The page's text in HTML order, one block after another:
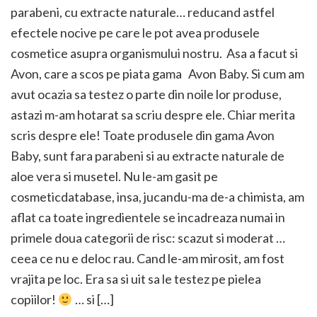
parabeni, cu extracte naturale… reducand astfel
efectele nocive pe care le pot avea produsele
cosmetice asupra organismului nostru. Asa a facut si
Avon, care a scos pe piata gama Avon Baby. Si cum am
avut ocazia sa testez o parte din noile lor produse,
astazi m-am hotarat sa scriu despre ele. Chiar merita
scris despre ele! Toate produsele din gama Avon
Baby, sunt fara parabeni si au extracte naturale de
aloe vera si musetel. Nu le-am gasit pe
cosmeticdatabase, insa, jucandu-ma de-a chimista, am
aflat ca toate ingredientele se incadreaza numai in
primele doua categorii de risc: scazut si moderat …
ceea ce nu e deloc rau. Cand le-am mirosit, am fost
vrajita pe loc. Era sa si uit sa le testez pe pielea
copiilor!
… si […]